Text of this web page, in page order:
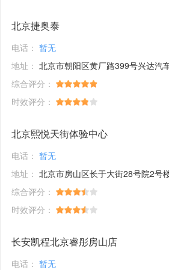
北京捷奥泰
电话： 暂无
地址： 北京市朝阳区黄厂路399号兴达汽
综合评分：
时效评分：
北京熙悦天街体验中心
电话： 暂无
地址： 北京市房山区长于大街28号院2号
综合评分：
时效评分：
长安凯程北京睿彤房山店
电话： 暂无